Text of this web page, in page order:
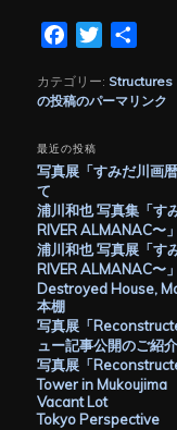
FacebookTwitter
カテゴリー: Structures
の投稿のパーマリンク
最近の投稿
写真展「すみだ川画
て
浦川和也 写真集「す
RIVER ALMANAC〜」
浦川和也 写真展「す
RIVER ALMANAC〜」
Destroyed House,
本棚
写真展「
ュー記事公開のご紹介
写真展「
Tower in Mukoujima
Vacant Lot
Tokyo Perspective